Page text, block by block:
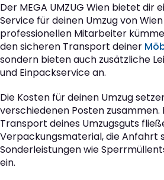
Der MEGA UMZUG Wien bietet dir
Service für deinen Umzug von
professionellen Mitarbeiter
den sicheren Transport deiner
sondern bieten auch zusätzliche
und Einpackservice an.
Die Kosten für deinen Umzug
verschiedenen Posten zusammen.
Transport deines Umzugsguts
Verpackungsmaterial, die Anfahrt
Sonderleistungen wie
ein.